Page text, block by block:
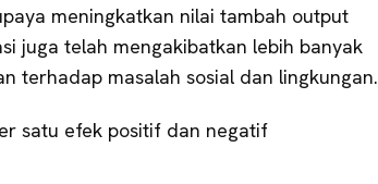
meningkatkan nilai tambah output
juga telah mengakibatkan lebih banyak
terhadap masalah sosial dan lingkungan.
satu efek positif dan negatif